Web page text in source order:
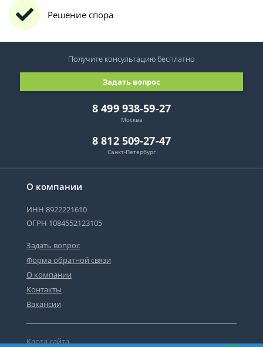
Решение спора
О компании
ИНН 8922221610
ОГРН 1084552123105
Задать вопрос
Форма обратной связи
О компании
Контакты
Вакансии
Карта сайта
8 499 938-59-27
Москва
8 812 509-27-47
Санкт-Петербург
Задать вопрос
Получите консультациюбесплатно